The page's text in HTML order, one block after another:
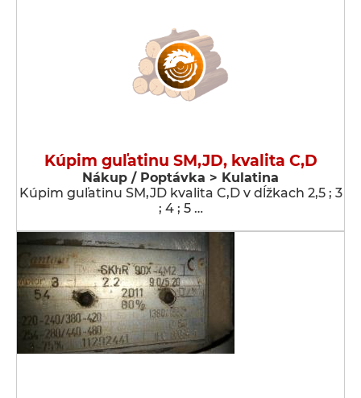
Kúpim guľatinu SM,JD, kvalita C,D
Nákup / Poptávka > Kulatina
Kúpim guľatinu SM,JD kvalita C,D v dĺžkach 2,5 ; 3
; 4 ; 5 …